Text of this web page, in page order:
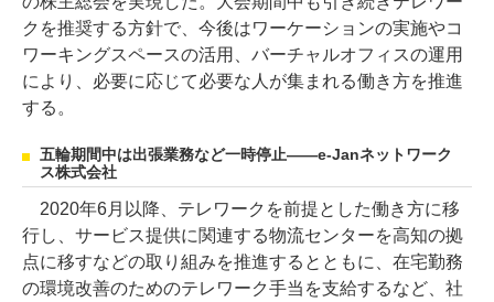
クを推奨する方針で、今後はワーケーションの実施やコ
ワーキングスペースの活用、バーチャルオフィスの運用
により、必要に応じて必要な人が集まれる働き方を推進
する。
五輪期間中は出張業務など一時停止――e-Janネットワーク
ス株式会社
2020年6月以降、テレワークを前提とした働き方に移
行し、サービス提供に関連する物流センターを高知の拠
点に移すなどの取り組みを推進するとともに、在宅勤務
の環境改善のためのテレワーク手当を支給するなど、社